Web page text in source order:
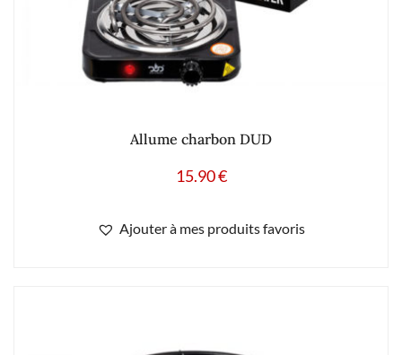
Allume charbon DUD
15.90€
Ajouter à mes produits favoris